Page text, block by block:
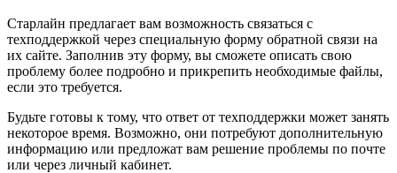
Старлайн предлагает вам возможность связаться с
техподдержкой через специальную форму обратной связи на
их сайте. Заполнив эту форму, вы сможете описать свою
проблему более подробно и прикрепить необходимые файлы,
если это требуется.
Будьте готовы к тому, что ответ от техподдержки может занять
некоторое время. Возможно, они потребуют дополнительную
информацию или предложат вам решение проблемы по почте
или через личный кабинет.